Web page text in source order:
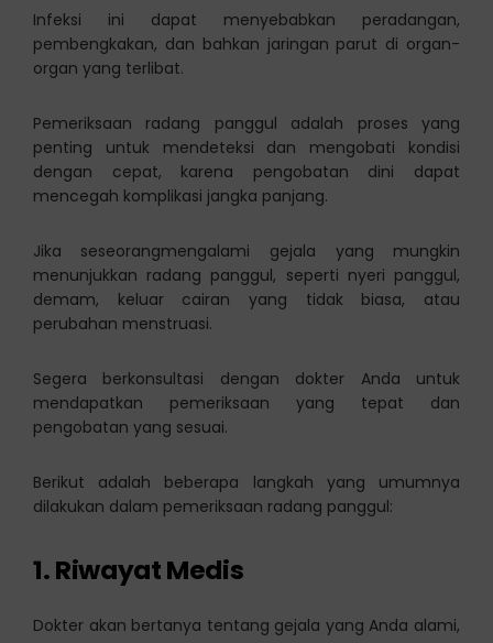
Infeksi ini dapat menyebabkan peradangan,
pembengkakan, dan bahkan jaringan parut di organ-
organ yang terlibat.
Pemeriksaan radang panggul adalah proses yang
penting untuk mendeteksi dan mengobati kondisi
dengan cepat, karena pengobatan dini dapat
mencegah komplikasi jangka panjang.
Jika seseorangmengalami gejala yang mungkin
menunjukkan radang panggul, seperti nyeri panggul,
demam, keluar cairan yang tidak biasa, atau
perubahan menstruasi.
Segera berkonsultasi dengan dokter Anda untuk
mendapatkan pemeriksaan yang tepat dan
pengobatan yang sesuai.
Berikut adalah beberapa langkah yang umumnya
dilakukan dalam pemeriksaan radang panggul:
1.Riwayat Medis
Dokter akan bertanya tentang gejala yang Anda alami,